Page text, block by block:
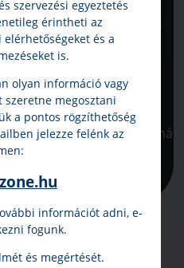
áramszolgáltatónál
történő
engedélyeztetést
és
elintézzük.
telepítünk,
beüzemeljük
az invertert
rendszert,
majd készre
jelentjük a
szolgáltatódnál.
szervezési egyeztetés
érintheti az
és a
is.
olyan információ vagy
szeretne megosztani
a pontos rögzíthetőség
jelezze felénk az
információt adni, e-
fogunk.
és megértését.